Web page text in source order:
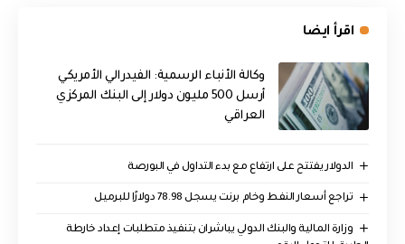
اقرأ ايضا
وكالة الأنباء الرسمية: الفيدرالي الأمريكي
أرسل 500 مليون دولار إلى البنك المركزي
العراقي
الدولار يفتتح على ارتفاع مع بدء التداول في البورصة
تراجع أسعار النفط وخام برنت يسجل 78.98 دولارًا للبرميل
وزارة المالية والبنك الدولي يباشران بتنفيذ متطلبات إعداد خارطة